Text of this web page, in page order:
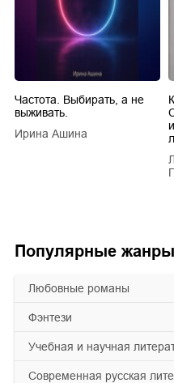
Популярные
любовные романы
фэнтези
учебная и научная
современная русская
Частота. Выбирать, а не
выживать.
Ирина Ашина